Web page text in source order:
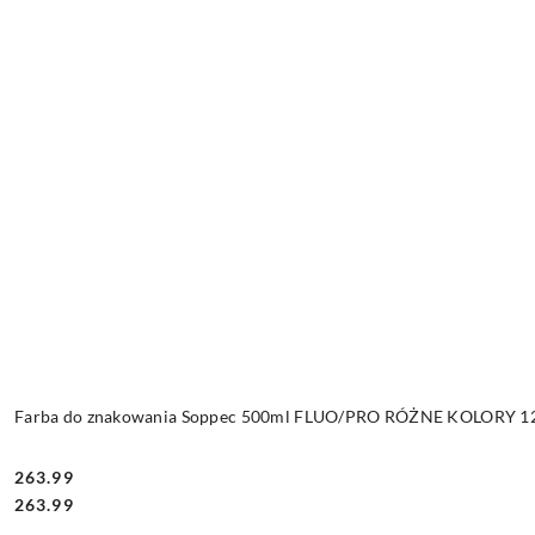
Farba do znakowania Soppec 500ml FLUO/PRO RÓŻNE KOLORY
Cena:
263.99
Cena:
263.99